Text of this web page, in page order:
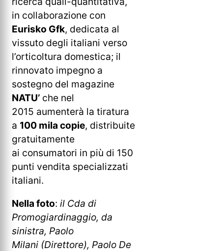
in collaborazione con
Eurisko Gfk, dedicata al
vissuto degli italiani verso
l’orticoltura domestica; il
rinnovato impegno a
sostegno del magazine
NATU’ che nel
2015 aumenterà la tiratura
a 100 mila copie, distribuite
gratuitamente
ai consumatori in più di 150
punti vendita specializzati
italiani.
Nella foto: il Cda di
Promogiardinaggio, da
sinistra, Paolo
Milani (Direttore), Paolo De